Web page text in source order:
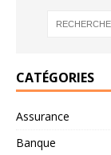
CATÉGORIES
Assurance
Banque